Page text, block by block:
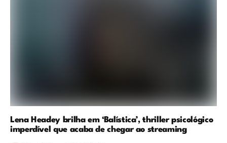
Lena Headey brilha em ‘Balística’, thriller psicológico
imperdível que acaba de chegar ao streaming